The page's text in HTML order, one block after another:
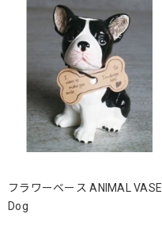
フラワーベース ANIMAL VASE
Dog